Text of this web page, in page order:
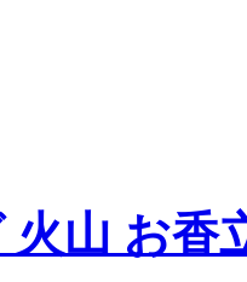
火山 お香